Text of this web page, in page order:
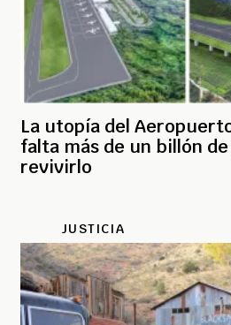
La utopía del
falta más de un billón
revivirlo
JUSTICIA